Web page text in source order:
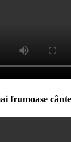
frumoase